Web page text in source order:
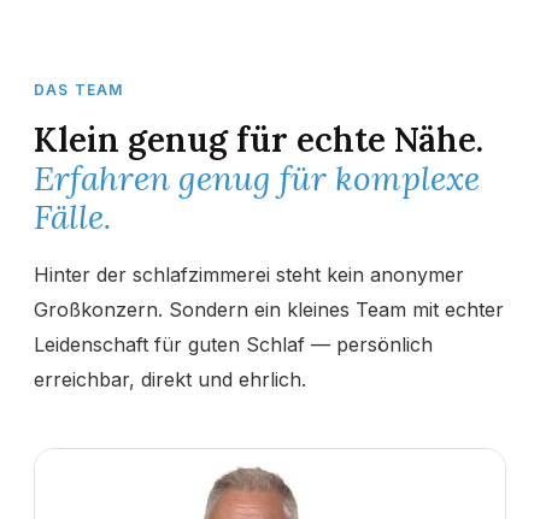
DAS TEAM
Klein genug für echte Nähe.
Erfahren genug für komplexe
Fälle.
Hinter der schlafzimmerei steht kein anonymer
Großkonzern. Sondern ein kleines Team mit echter
Leidenschaft für guten Schlaf — persönlich
erreichbar, direkt und ehrlich.